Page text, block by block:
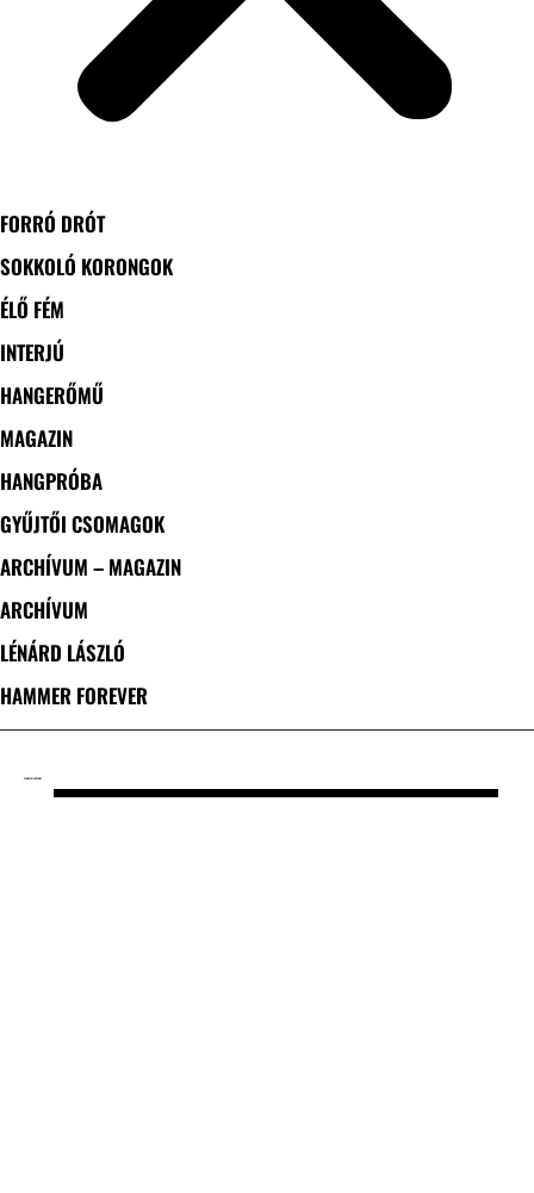
FORRÓ DRÓT
SOKKOLÓ KORONGOK
ÉLŐ FÉM
INTERJÚ
HANGERŐMŰ
MAGAZIN
HANGPRÓBA
GYŰJTŐI CSOMAGOK
ARCHÍVUM – MAGAZIN
ARCHÍVUM
LÉNÁRD LÁSZLÓ
HAMMER FOREVER